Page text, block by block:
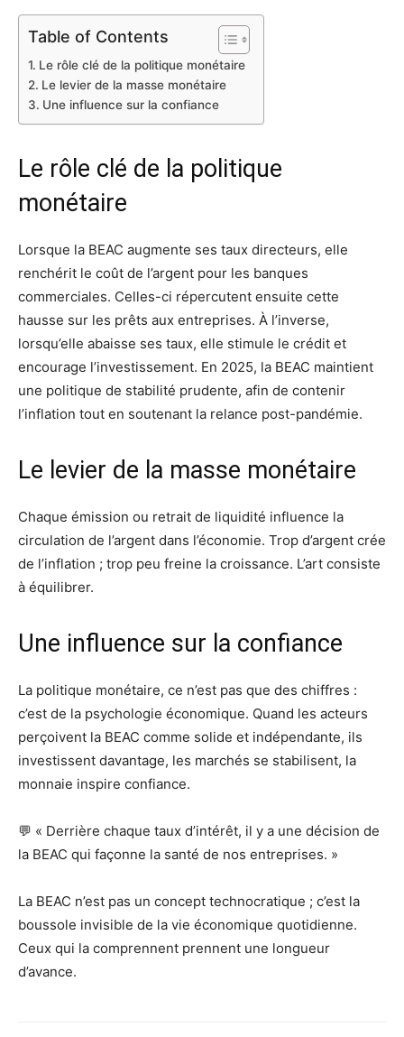
Table of Contents
Le rôle clé de la politique monétaire
Le levier de la masse monétaire
Une influence sur la confiance
Le rôle clé de la politique
monétaire
Lorsque la BEAC augmente ses taux directeurs, elle
renchérit le coût de l’argent pour les banques
commerciales. Celles-ci répercutent ensuite cette
hausse sur les prêts aux entreprises. À l’inverse,
lorsqu’elle abaisse ses taux, elle stimule le crédit et
encourage l’investissement. En 2025, la BEAC maintient
une politique de stabilité prudente, afin de contenir
l’inflation tout en soutenant la relance post-pandémie.
Le levier de la masse monétaire
Chaque émission ou retrait de liquidité influence la
circulation de l’argent dans l’économie. Trop d’argent crée
de l’inflation ; trop peu freine la croissance. L’art consiste
à équilibrer.
Une influence sur la confiance
La politique monétaire, ce n’est pas que des chiffres :
c’est de la psychologie économique. Quand les acteurs
perçoivent la BEAC comme solide et indépendante, ils
investissent davantage, les marchés se stabilisent, la
monnaie inspire confiance.
💬 « Derrière chaque taux d’intérêt, il y a une décision de
la BEAC qui façonne la santé de nos entreprises. »
La BEAC n’est pas un concept technocratique ; c’est la
boussole invisible de la vie économique quotidienne.
Ceux qui la comprennent prennent une longueur
d’avance.